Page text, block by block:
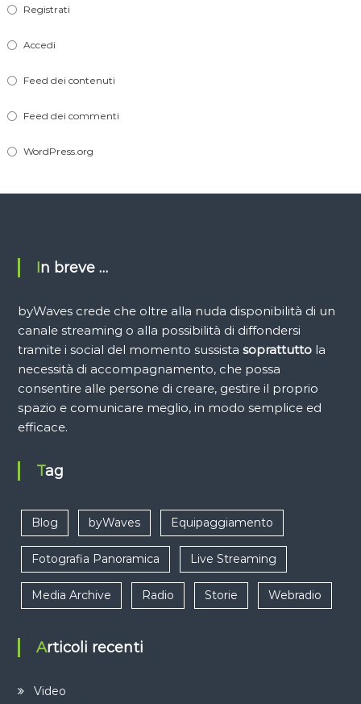
Registrati
Accedi
Feed dei contenuti
Feed dei commenti
WordPress.org
In breve …
byWaves crede che oltre alla nuda disponibilità di un
canale streaming o alla possibilità di diffondersi
tramite i social del momento sussista soprattuttola
necessità di accompagnamento, che possa
consentire alle persone di creare, gestire il proprio
spazio e comunicare meglio, in modo semplice ed
efficace.
Tag
Blog byWaves Equipaggiamento
Fotografia Panoramica Live Streaming
Media Archive Radio Storie Webradio
Articoli recenti
Video